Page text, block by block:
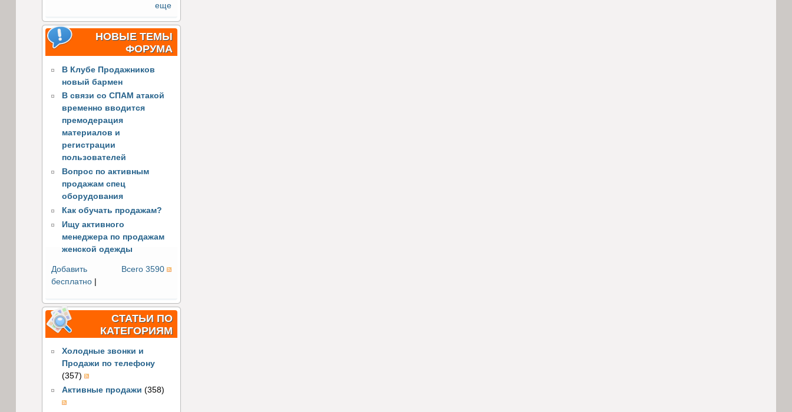
еще
НОВЫЕ ТЕМЫ
ФОРУМА
В Клубе Продажников
новый бармен
В связи со СПАМ атакой
временно вводится
премодерация
материалов и
регистрации
пользователей
Вопрос по активным
продажам спец
оборудования
Как обучать продажам?
Ищу активного
менеджера по продажам
женской одежды
Всего 3590
Добавить
бесплатно|
СТАТЬИ ПО
КАТЕГОРИЯМ
Холодные звонки и
Продажи по телефону
(357)
Активные продажи (358)